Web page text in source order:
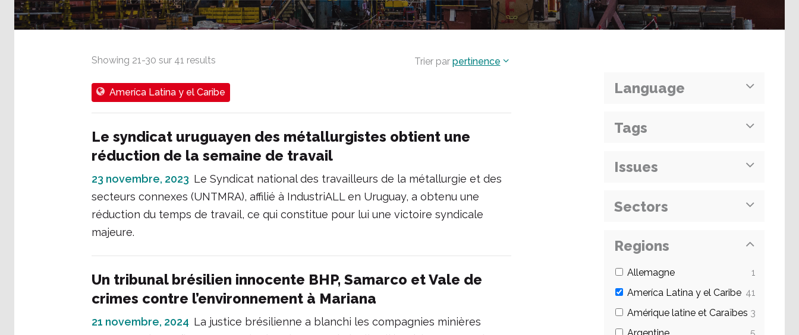
Showing 21-30 sur 41 results Trier par pertinence
Ameríca Latina y el Caribe
Le syndicat uruguayen des métallurgistes obtient une
réduction de la semaine de travail
23 novembre, 2023 Le Syndicat national des travailleurs de la métallurgie et des
secteurs connexes (UNTMRA), affilié à IndustriALL en Uruguay, a obtenu une
réduction du temps de travail, ce qui constitue pour lui une victoire syndicale
majeure.
Un tribunal brésilien innocente BHP, Samarco et Vale de
crimes contre l’environnement à Mariana
21 novembre, 2024 La justice brésilienne a blanchi les compagnies minières
Language
Tags
Issues
Sectors
Regions
Allemagne
1
Ameríca Latina y el Caribe 41
Amérique latine et Caraïbes 3